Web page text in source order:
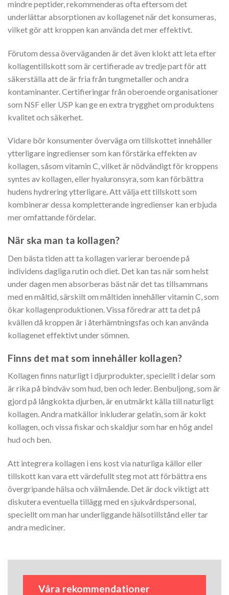
mindre peptider, rekommenderas ofta eftersom det
underlättar absorptionen av kollagenet när det konsumeras,
vilket gör att kroppen kan använda det mer effektivt.
Förutom dessa överväganden är det även klokt att leta efter
kollagentillskott som är certifierade av tredje part för att
säkerställa att de är fria från tungmetaller och andra
kontaminanter. Certifieringar från oberoende organisationer
som NSF eller USP kan ge en extra trygghet om produktens
kvalitet och säkerhet.
Vidare bör konsumenter överväga om tillskottet innehåller
ytterligare ingredienser som kan förstärka effekten av
kollagen, såsom vitamin C, vilket är nödvändigt för kroppens
syntes av kollagen, eller hyaluronsyra, som kan förbättra
hudens hydrering ytterligare. Att välja ett tillskott som
kombinerar dessa kompletterande ingredienser kan erbjuda
mer omfattande fördelar.
När ska man ta kollagen?
Den bästa tiden att ta kollagen varierar beroende på
individens dagliga rutin och diet. Det kan tas när som helst
under dagen men absorberas bäst när det tas tillsammans
med en måltid, särskilt om måltiden innehåller vitamin C, som
ökar kollagenproduktionen. Vissa föredrar att ta det på
kvällen då kroppen är i återhämtningsfas och kan använda
kollagenet effektivt under sömnen.
Finns det mat som innehåller kollagen?
Kollagen finns naturligt i djurprodukter, speciellt i delar som
är rika på bindväv som hud, ben och leder. Benbuljong, som är
gjord på långkokta djurben, är en utmärkt källa till naturligt
kollagen. Andra matkällor inkluderar gelatin, som är kokt
kollagen, och vissa fiskar och skaldjur som har en hög andel
hud och ben.
Att integrera kollagen i ens kost via naturliga källor eller
tillskott kan vara ett värdefullt steg mot att förbättra ens
övergripande hälsa och välmående. Det är dock viktigt att
diskutera eventuella tillägg med en sjukvårdspersonal,
speciellt om man har underliggande hälsotillstånd eller tar
andra mediciner.
Våra rekommendationer